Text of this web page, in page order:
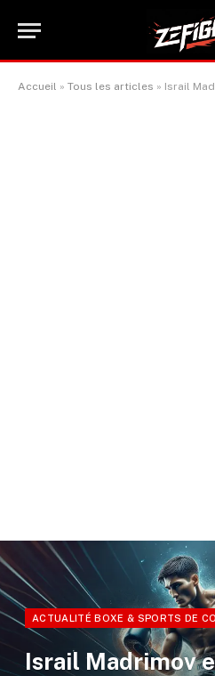
Accueil » Tous les articles » Israil Madrimov
ACTUALITÉ BOXE & SPORTS DE
Israil Madrimov